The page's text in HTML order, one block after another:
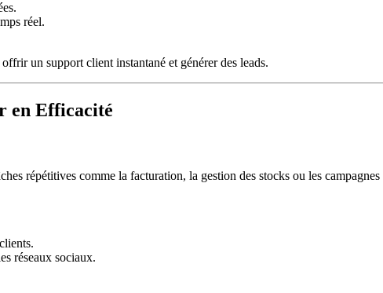
réel.
un support client instantané et générer des leads.
en Efficacité
répétitives comme la facturation, la gestion des stocks ou les
réseaux sociaux.